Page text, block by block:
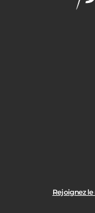
Code Postal des
Rejoignez